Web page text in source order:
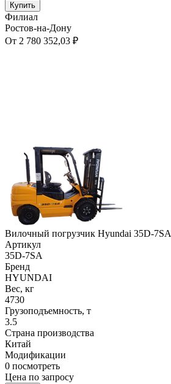
Купить
Филиал
Ростов-на-Дону
От 2 780 352,03 ₽
Вилочный погрузчик Hyundai 35D-7SA
Артикул
35D-7SA
Бренд
HYUNDAI
Вес, кг
4730
Грузоподъемность, т
3.5
Страна производства
Китай
Модификации
0 посмотреть
Цена по запросу